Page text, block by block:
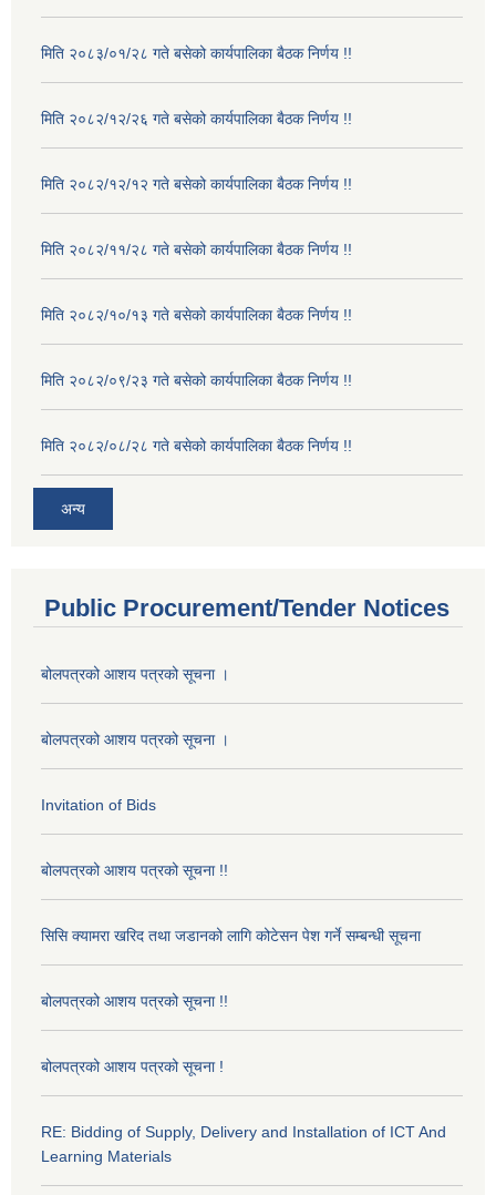
मिति २०८३/०१/२८ गते बसेको कार्यपालिका बैठक निर्णय !!
मिति २०८२/१२/२६ गते बसेको कार्यपालिका बैठक निर्णय !!
मिति २०८२/१२/१२ गते बसेको कार्यपालिका बैठक निर्णय !!
मिति २०८२/११/२८ गते बसेको कार्यपालिका बैठक निर्णय !!
मिति २०८२/१०/१३ गते बसेको कार्यपालिका बैठक निर्णय !!
मिति २०८२/०९/२३ गते बसेको कार्यपालिका बैठक निर्णय !!
मिति २०८२/०८/२८ गते बसेको कार्यपालिका बैठक निर्णय !!
अन्य
Public Procurement/Tender Notices
बोलपत्रको आशय पत्रको सूचना ।
बोलपत्रको आशय पत्रको सूचना ।
Invitation of Bids
बोलपत्रको आशय पत्रको सूचना !!
सिसि क्यामरा खरिद तथा जडानको लागि कोटेसन पेश गर्ने सम्बन्धी सूचना
बोलपत्रको आशय पत्रको सूचना !!
बोलपत्रको आशय पत्रको सूचना !
RE: Bidding of Supply, Delivery and Installation of ICT And
Learning Materials